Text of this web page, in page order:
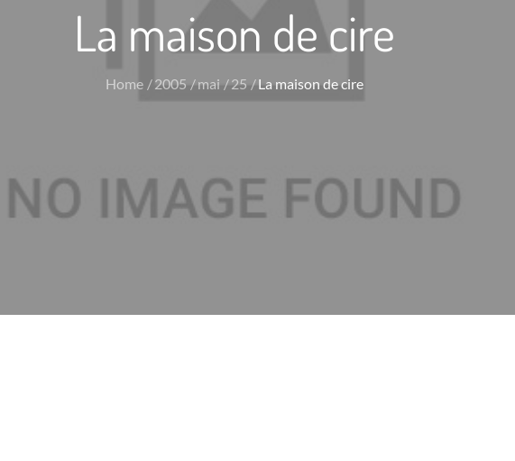
La maison de cire
Home 2005 mai 25 La maison de cire